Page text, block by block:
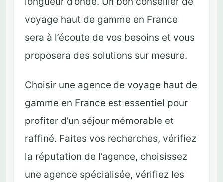
voyage haut de gamme en France
sera à l’écoute de vos besoins et vous
proposera des solutions sur mesure.
Choisir une agence de voyage haut de
gamme en France est essentiel pour
profiter d’un séjour mémorable et
raffiné. Faites vos recherches, vérifiez
la réputation de l’agence, choisissez
une agence spécialisée, vérifiez les